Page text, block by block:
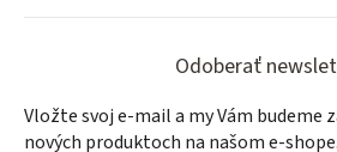
Odoberať
Vložte svoj e-mail a my Vám budeme
nových produktoch na našom e-shope.